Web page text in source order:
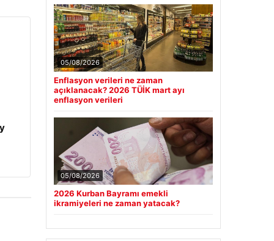
05/08/2026
Enflasyon verileri ne zaman
açıklanacak? 2026 TÜİK mart ayı
enflasyon verileri
05/08/2026
2026 Kurban Bayramı emekli
ikramiyeleri ne zaman yatacak?